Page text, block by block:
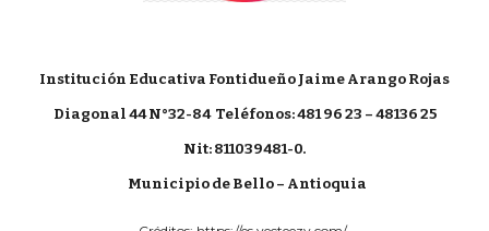
Institución Educativa Fontidueño Jaime Arango Rojas
Diagonal 44 N°32-84 Teléfonos: 481 96 23 – 48136 25
Nit: 811039481-0.
Municipio de Bello – Antioquia